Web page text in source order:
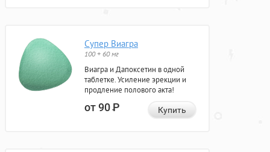
Супер Виагра
100 + 60 мг
Виагра и Дапоксетин в одной
таблетке. Усиление эрекции и
продление полового акта!
от 90Р Купить